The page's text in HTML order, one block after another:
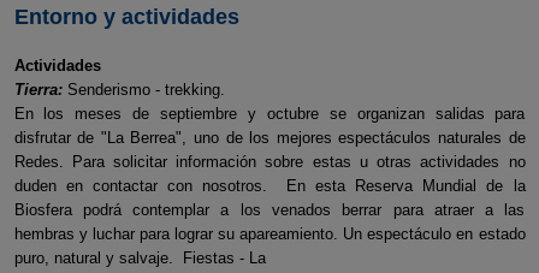
Entorno y actividades
Actividades
Tierra:Senderismo - trekking.
En los meses de septiembre y octubre se organizan salidas para
disfrutar de "La Berrea", uno de los mejores espectáculos naturales de
Redes. Para solicitar información sobre estas u otras actividades no
duden en contactar con nosotros. En esta Reserva Mundial de la
Biosfera podrá contemplar a los venados berrar para atraer a las
hembras y luchar para lograr su apareamiento. Un espectáculo en estado
puro, natural y salvaje. Fiestas - La